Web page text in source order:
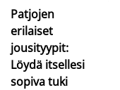
Patjojen
erilaiset
jousityypit:
Löydä itsellesi
sopiva tuki